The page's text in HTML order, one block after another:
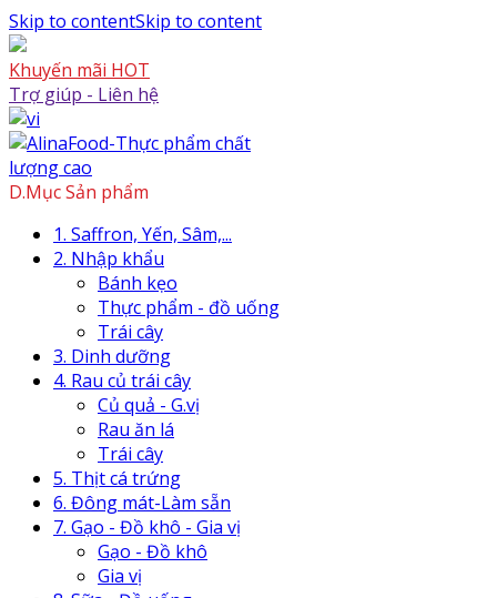
Skip to contentSkip to content
Khuyến mãi HOT
Trợ giúp - Liên hệ
D.Mục Sản phẩm
1. Saffron, Yến, Sâm,...
2. Nhập khẩu
Bánh kẹo
Thực phẩm - đồ uống
Trái cây
3. Dinh dưỡng
4. Rau củ trái cây
Củ quả - G.vị
Rau ăn lá
Trái cây
5. Thịt cá trứng
6. Đông mát-Làm sẵn
7. Gạo - Đồ khô - Gia vị
Gạo - Đồ khô
Gia vị